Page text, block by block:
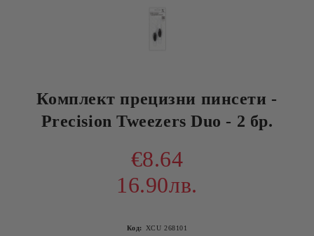
Комплект прецизни пинсети -
Precision Tweezers Duo - 2 бр.
€8.64
16.90лв.
Код: XCU 268101